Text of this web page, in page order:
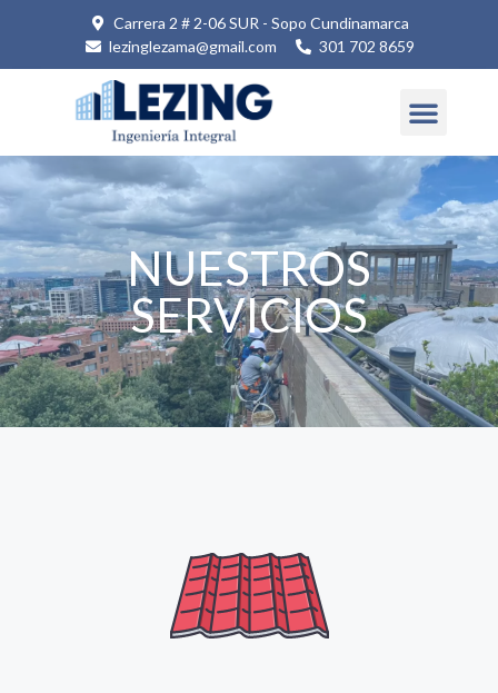
Carrera 2 # 2-06 SUR - Sopo Cundinamarca
lezinglezama@gmail.com
301 702 8659
NUESTROS
SERVICIOS